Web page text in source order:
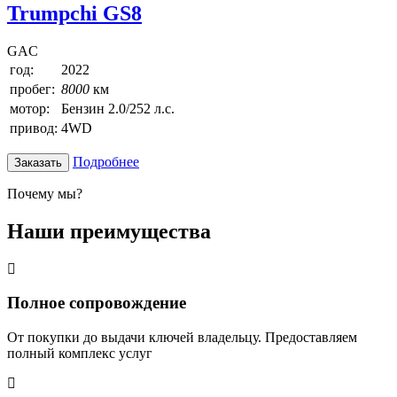
Trumpchi GS8
GAC
год:
2022
пробег: 8000 км
мотор:
Бензин 2.0/252 л.с.
привод: 4WD
Заказать Подробнее
Почему мы?
Наши преимущества
Полное сопровождение
От покупки до выдачи ключей владельцу. Предоставляем
полный комплекс услуг